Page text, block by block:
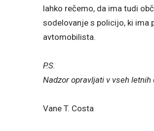
lahko rečemo, da ima tudi
sodelovanje s policijo, ki ima
avtomobilista.
P.S.
Nadzor opravljati v vseh
Vane T. Costa